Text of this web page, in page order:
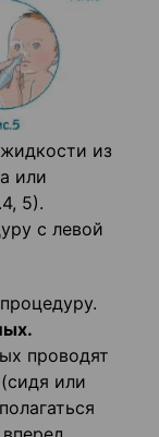
из
или
5).
с левой
проводят
или